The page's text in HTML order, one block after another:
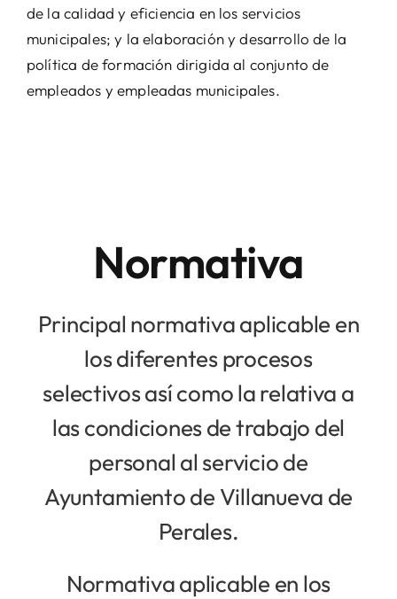
de la calidad y eficiencia en los servicios
municipales; y la elaboración y desarrollo de la
política de formación dirigida al conjunto de
empleados y empleadas municipales.
Normativa
Principal normativa aplicable en
los diferentes procesos
selectivos así como la relativa a
las condiciones de trabajo del
personal al servicio de
Ayuntamiento de Villanueva de
Perales.
Normativa aplicable en los